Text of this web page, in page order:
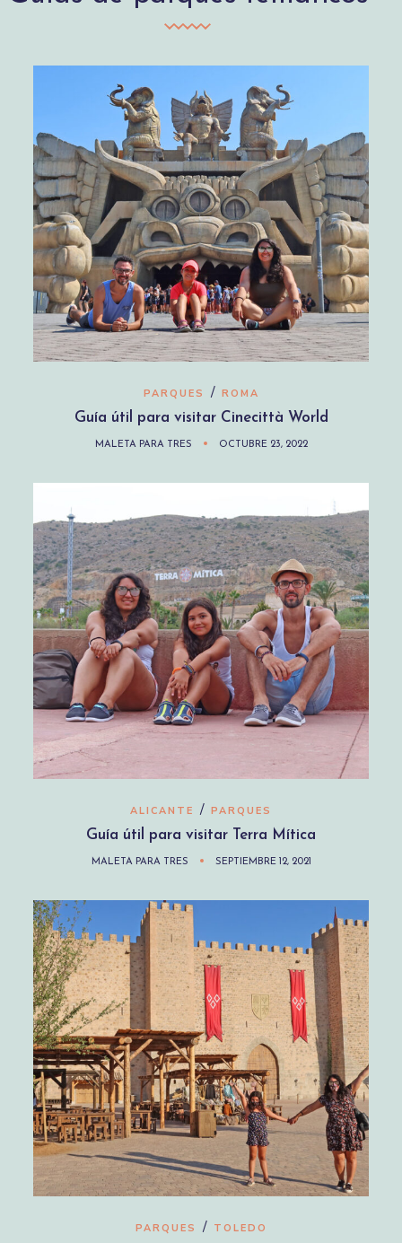
PARQUES / ROMA
Guía útil para visitar Cinecittà World
MALETA PARA TRES OCTUBRE 23, 2022
ALICANTE / PARQUES
Guía útil para visitar Terra Mítica
MALETA PARA TRES SEPTIEMBRE 12, 2021
PARQUES / TOLEDO